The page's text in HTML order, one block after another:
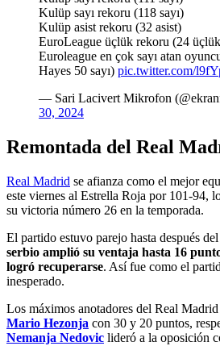
Kulüp sayı rekoru (118 sayı)
Kulüp asist rekoru (32 asist)
EuroLeague üçlük rekoru (24
Euroleague en çok sayı atan
Hayes 50 sayı) pic.twitter.com/
— Sari Lacivert Mikrofon
30, 2024
Remontada del Real
Real Madrid se afianza como el mejor
este viernes al Estrella Roja por 101-94,
su victoria número 26 en la temporada.
El partido estuvo parejo hasta después del
serbio amplió su ventaja hasta 16
logró recuperarse. Así fue como el
inesperado.
Los máximos anotadores del Real
Mario Hezonja con 30 y 20 puntos,
Nemanja Nedovic lideró a la oposición